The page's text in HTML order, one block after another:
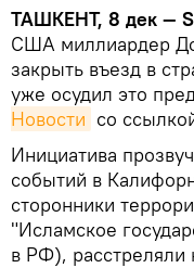
ТАШКЕНТ, 8 дек —
США миллиардер
закрыть въезд в
уже осудил это
Новости со
Инициатива
событий в
сторонники
"Исламское
в РФ), расстреляли